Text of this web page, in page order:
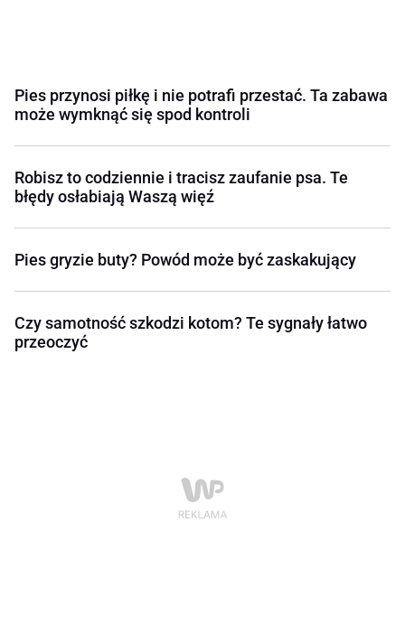
Pies przynosi piłkę i nie potrafi przestać. Ta zabawa
może wymknąć się spod kontroli
Robisz to codziennie i tracisz zaufanie psa. Te
błędy osłabiają Waszą więź
Pies gryzie buty? Powód może być zaskakujący
Czy samotność szkodzi kotom? Te sygnały łatwo
przeoczyć